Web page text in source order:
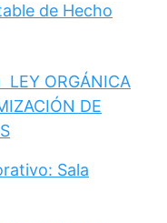
de Hecho
LEY ORGÁNICA
DE
Sala